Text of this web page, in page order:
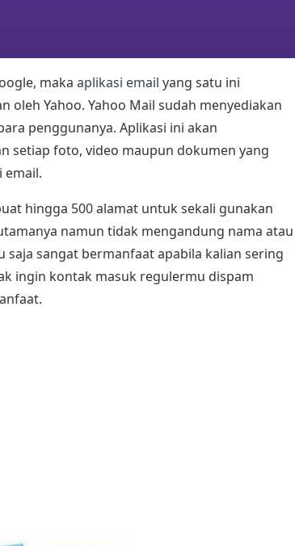
maka aplikasi email yang satu ini
oleh Yahoo. Yahoo Mail sudah menyediakan
penggunanya. Aplikasi ini akan
setiap foto, video maupun dokumen yang
email.
hingga 500 alamat untuk sekali gunakan
namun tidak mengandung nama atau
sangat bermanfaat apabila kalian sering
ingin kontak masuk regulermu dispam